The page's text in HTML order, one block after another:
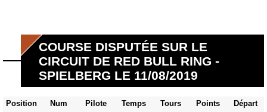
COURSE DISPUTÉE SUR LE
CIRCUIT DE RED BULL RING -
SPIELBERG LE 11/08/2019
Position Num Pilote Temps Tours Points Départ